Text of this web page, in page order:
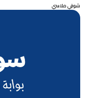
شوقي ملاسي